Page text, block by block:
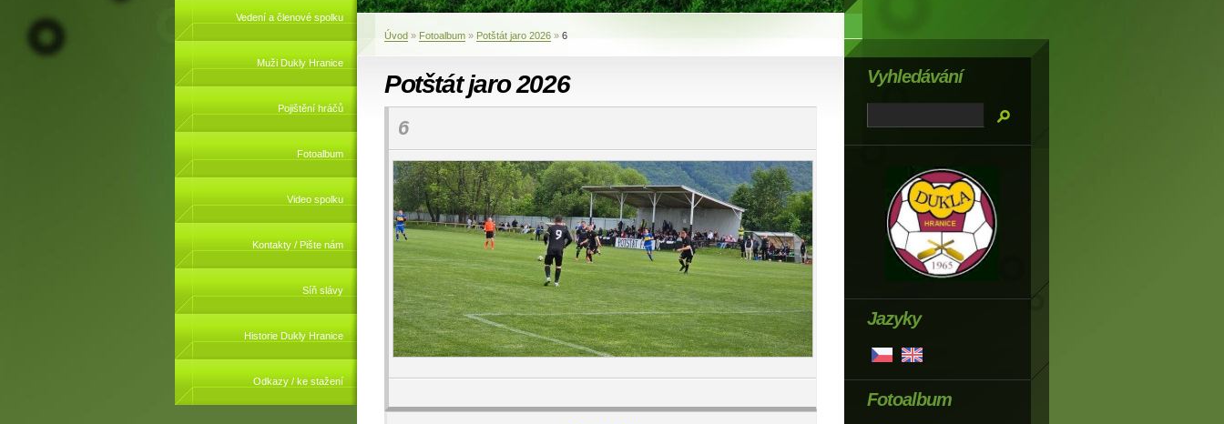
Vedení a členové spolku
Muži Dukly Hranice
Pojištění hráčů
Fotoalbum
Video spolku
Kontakty / Pište nám
Síň slávy
Historie Dukly Hranice
Odkazy / ke stažení
Úvod » Fotoalbum » Potštát jaro 2026 » 6
Potštát jaro 2026
6
Jazyky
Fotoalbum
Vyhledávání